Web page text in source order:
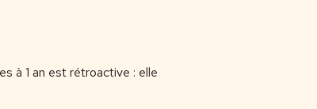
à 1 an est rétroactive : elle